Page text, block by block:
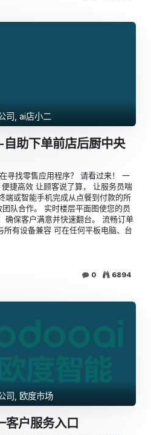
司, ai店小二
助下单前店后厨中央
寻找零售应用程序？ 请看过来！ 一
捷高效 让顾客说了算， 让服务员喘
端或智能手机完成从点餐到付款的所
队合作。 实时楼层平面图使您的员
确保客户满意并快速翻台。 流畅订单
有设备兼容 可在任何平板电脑、台
0 6894
司, 欧度市场
户服务入口